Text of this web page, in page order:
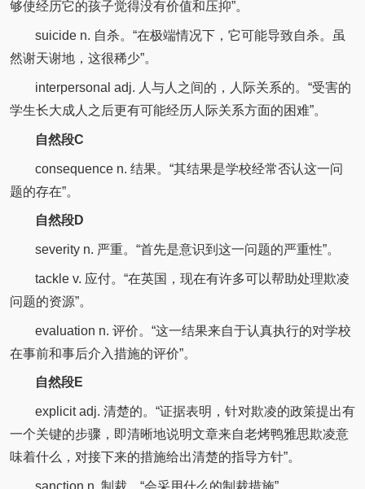
够使经历它的孩子觉得没有价值和压抑”。
suicide n. 自杀。“在极端情况下，它可能导致自杀。虽
然谢天谢地，这很稀少”。
interpersonal adj. 人与人之间的，人际关系的。“受害的
学生长大成人之后更有可能经历人际关系方面的困难”。
自然段C
consequence n. 结果。“其结果是学校经常否认这一问
题的存在”。
自然段D
severity n. 严重。“首先是意识到这一问题的严重性”。
tackle v. 应付。“在英国，现在有许多可以帮助处理欺凌
问题的资源”。
evaluation n. 评价。“这一结果来自于认真执行的对学校
在事前和事后介入措施的评价”。
自然段E
explicit adj. 清楚的。“证据表明，针对欺凌的政策提出有
一个关键的步骤，即清晰地说明文章来自老烤鸭雅思欺凌意
味着什么，对接下来的措施给出清楚的指导方针”。
sanction n. 制裁。“会采用什么的制裁措施”。